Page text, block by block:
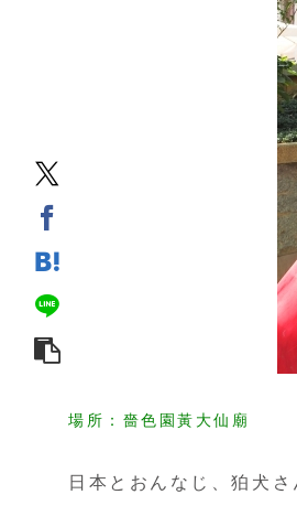
場所：嗇色園黃大仙廟
日本とおんなじ、狛犬さ